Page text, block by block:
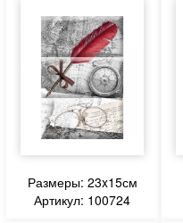
Размеры: 23x15см
Артикул: 100724